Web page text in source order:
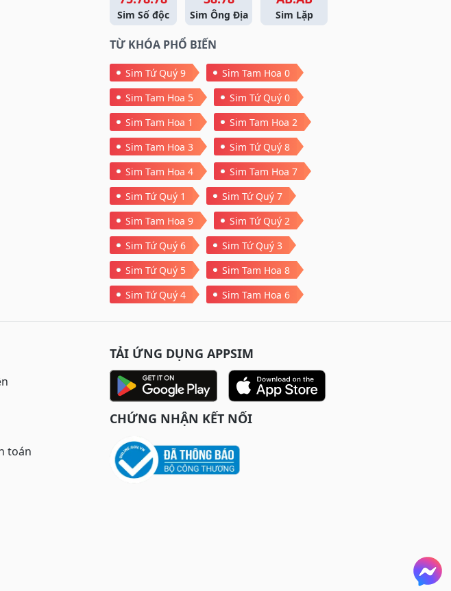
Sim Số độc Sim Ông Địa Sim Lặp
TỪ KHÓA PHỔ BIẾN
Sim Tứ Quý 9
Sim Tam Hoa 0
Sim Tam Hoa 5
Sim Tứ Quý 0
Sim Tam Hoa 1
Sim Tam Hoa 2
Sim Tam Hoa 3
Sim Tứ Quý 8
Sim Tam Hoa 4
Sim Tam Hoa 7
Sim Tứ Quý 1
Sim Tứ Quý 7
Sim Tam Hoa 9
Sim Tứ Quý 2
Sim Tứ Quý 6
Sim Tứ Quý 3
Sim Tứ Quý 5
Sim Tam Hoa 8
Sim Tứ Quý 4
Sim Tam Hoa 6
toán
TẢI ỨNG DỤNG APPSIM
CHỨNG NHẬN KẾT NỐI